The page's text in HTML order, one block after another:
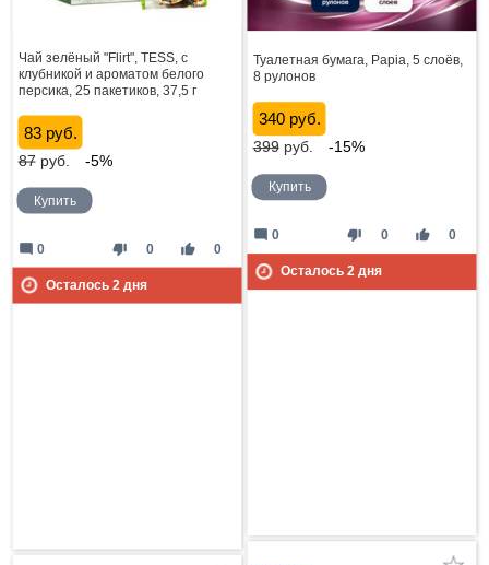
Чай зелёный "Flirt", TESS, с
клубникой и ароматом белого
персика, 25 пакетиков, 37,5 г
83 руб.
87руб. -5%
Купить
thumb_down 0 thumb_up 0
mode_comment 0
Осталось 2дня
Туалетная бумага, Papia, 5 слоёв,
8 рулонов
340 руб.
399руб. -15%
Купить
thumb_down 0 thumb_up 0
mode_comment 0
Осталось 2дня